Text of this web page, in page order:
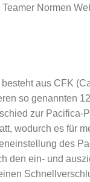
Normen
besteht aus CFK
so genannten
zur Pacifica-
wodurch es für
des
den ein- und